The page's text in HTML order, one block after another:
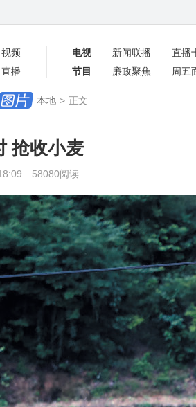
视频
直播
电视 新闻联播
直播
节目
廉政聚焦 周五
本地 > 正文
抢收小麦
58080阅读